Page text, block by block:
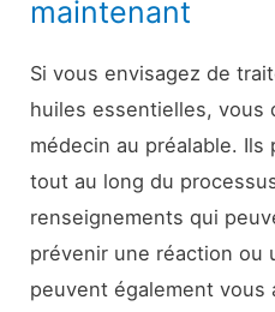
maintenant
Si vous envisagez de
huiles essentielles, vous
médecin au préalable.
tout au long du
renseignements qui
prévenir une réaction ou
peuvent également vous